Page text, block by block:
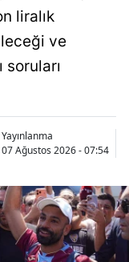
liralık
ve
soruları
Yayınlanma
07 Ağustos 2026 - 07:54